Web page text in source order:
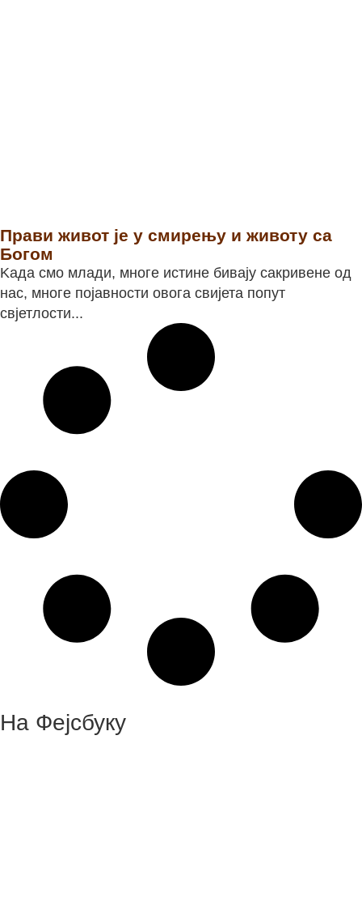
Прави живот је у смирењу и животу са
Богом
Kада смо млади, многе истине бивају сакривене од
нас, многе појавности овога свијета попут
свјетлости...
На Фејсбуку